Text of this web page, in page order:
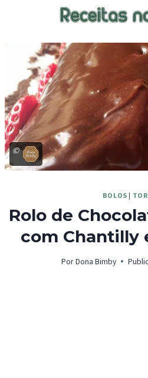
©
BOLOS |
Rolo de
com Chantilly
Por Dona Bimby